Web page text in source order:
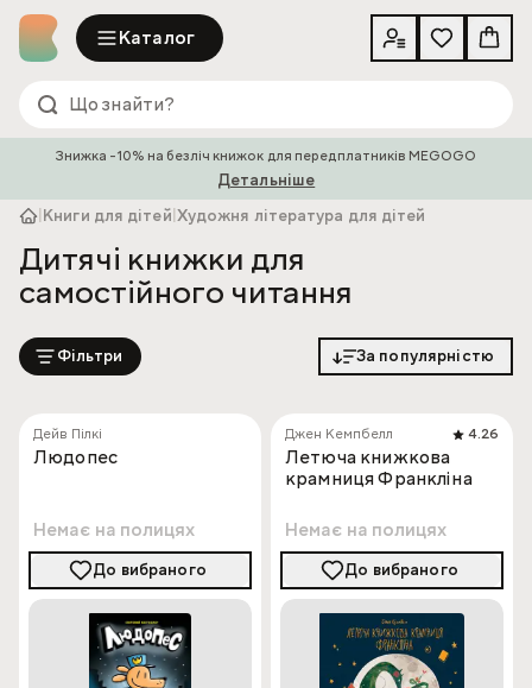
Каталог
Знижка -10% на безліч книжок для передплатників MEGOGO
Детальніше
Книги для дітей Художня література для дітей
Дитячі книжки для
самостійного читання
Фільтри За популярністю
Дейв Пілкі
Людопес
Немає на полицях
До вибраного
Джен Кемпбелл 4.26
Летюча книжкова
крамниця Франкліна
Немає на полицях
До вибраного